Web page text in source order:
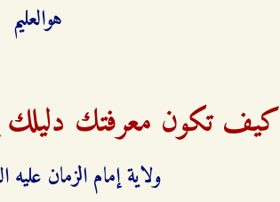
هوالعليم
كيف تكون معرفتك دليلك
ولاية إمام الزمان عليه